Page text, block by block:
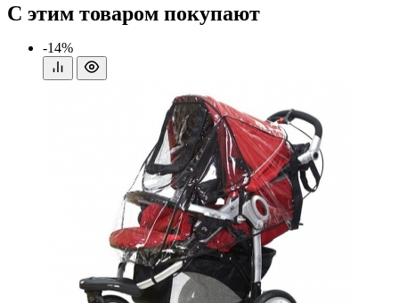
С этим товаром покупают
-14%